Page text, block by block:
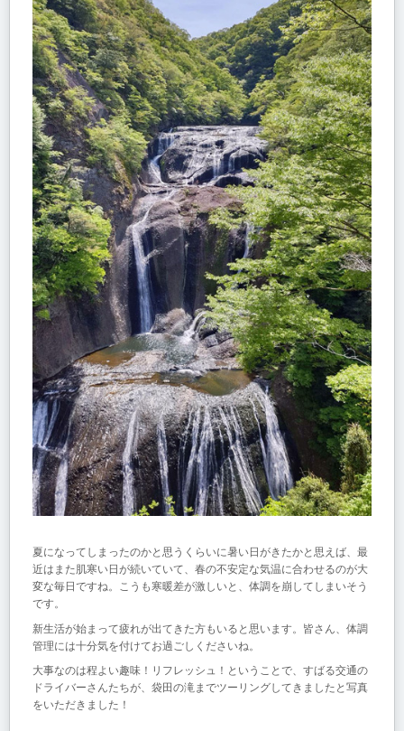
夏になってしまったのかと思うくらいに暑い日がきたかと思えば、最
近はまた肌寒い日が続いていて、春の不安定な気温に合わせるのが大
変な毎日ですね。こうも寒暖差が激しいと、体調を崩してしまいそう
です。
新生活が始まって疲れが出てきた方もいると思います。皆さん、体調
管理には十分気を付けてお過ごしくださいね。
大事なのは程よい趣味！リフレッシュ！ということで、すばる交通の
ドライバーさんたちが、袋田の滝までツーリングしてきましたと写真
をいただきました！